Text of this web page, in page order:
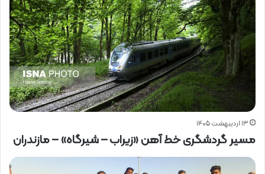
۱۳ اردیبهشت ۱۴۰۵
مسیر گردشگری خط آهن «زیراب – شیرگاه» – مازندران